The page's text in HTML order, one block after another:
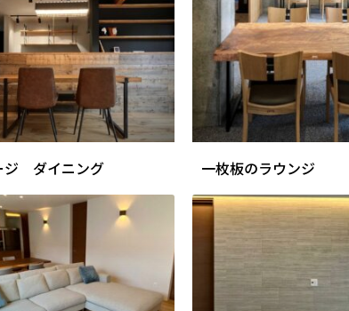
ジ ダイニング 一枚板のラウンジ